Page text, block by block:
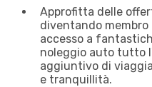
Approfitta delle
diventando membro
accesso a
noleggio auto tutto
aggiuntivo di
e tranquillità.